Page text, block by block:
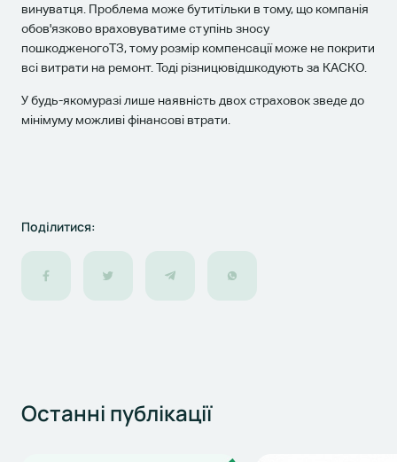
винуватця. Проблема може бутитільки в тому, що компанія
обов'язково враховуватиме ступінь зносу
пошкодженогоТЗ, тому розмір компенсації може не покрити
всі витрати на ремонт. Тоді різницювідшкодують за КАСКО.
У будь-якомуразі лише наявність двох страховок зведе до
мінімуму можливі фінансові втрати.
Поділитися:
Останні публікації